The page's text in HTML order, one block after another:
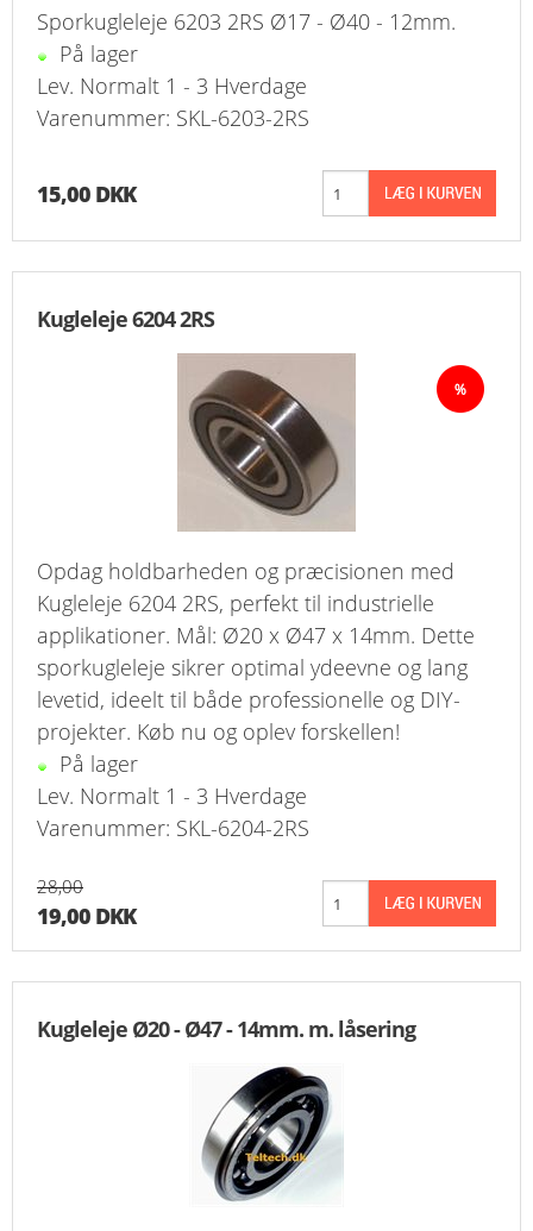
Sporkugleleje 6203 2RS Ø17 - Ø40 - 12mm.
På lager
Lev. Normalt 1 - 3 Hverdage
Varenummer: SKL-6203-2RS
15,00 DKK
Kugleleje 6204 2RS
Opdag holdbarheden og præcisionen med
Kugleleje 6204 2RS, perfekt til industrielle
applikationer. Mål: Ø20 x Ø47 x 14mm. Dette
sporkugleleje sikrer optimal ydeevne og lang
levetid, ideelt til både professionelle og DIY-
projekter. Køb nu og oplev forskellen!
På lager
Lev. Normalt 1 - 3 Hverdage
Varenummer: SKL-6204-2RS
28,00
19,00 DKK
Kugleleje Ø20 - Ø47 - 14mm. m. låsering